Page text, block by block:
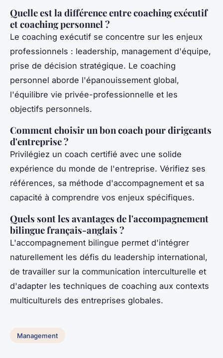
Quelle est la différence entre coaching exécutif
et coaching personnel ?
Le coaching exécutif se concentre sur les enjeux
professionnels : leadership, management d'équipe,
prise de décision stratégique. Le coaching
personnel aborde l'épanouissement global,
l'équilibre vie privée-professionnelle et les
objectifs personnels.
Comment choisir un bon coach pour dirigeants
d'entreprise ?
Privilégiez un coach certifié avec une solide
expérience du monde de l'entreprise. Vérifiez ses
références, sa méthode d'accompagnement et sa
capacité à comprendre vos enjeux spécifiques.
Quels sont les avantages de l'accompagnement
bilingue français-anglais ?
L'accompagnement bilingue permet d'intégrer
naturellement les défis du leadership international,
de travailler sur la communication interculturelle et
d'adapter les techniques de coaching aux contexts
multiculturels des entreprises globales.
Management